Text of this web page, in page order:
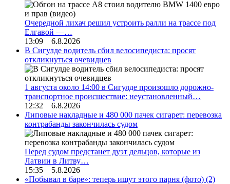
Очередной лихач решил устроить ралли на трассе под
Елгавой —…
13:09 6.8.2026
В Сигулде водитель сбил велосипедиста: просят
откликнуться очевидцев
1 августа около 14:00 в Сигулде произошло дорожно-
транспортное происшествие: неустановленный…
12:32 6.8.2026
Липовые накладные и 480 000 пачек сигарет: перевозка
контрабанды закончилась судом
Перед судом предстанет дуэт дельцов, которые из
Латвии в Литву…
15:35 5.8.2026
«Побывал в баре»: теперь ищут этого парня (фото) (2)